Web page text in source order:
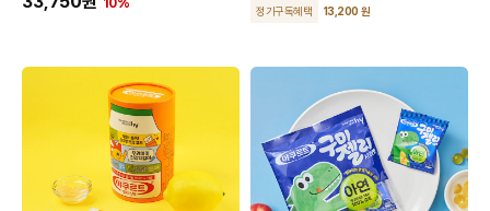
정기구독혜택 13,200 원